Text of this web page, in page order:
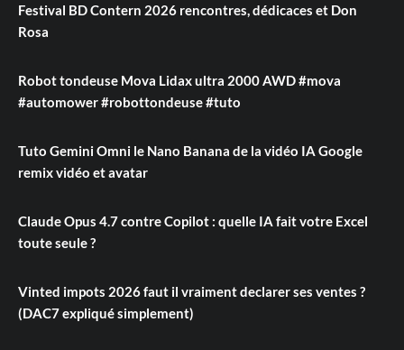
Festival BD Contern 2026 rencontres, dédicaces et Don
Rosa
Robot tondeuse Mova Lidax ultra 2000 AWD #mova
#automower #robottondeuse #tuto
Tuto Gemini Omni le Nano Banana de la vidéo IA Google
remix vidéo et avatar
Claude Opus 4.7 contre Copilot : quelle IA fait votre Excel
toute seule ?
Vinted impots 2026 faut il vraiment declarer ses ventes ?
(DAC7 expliqué simplement)